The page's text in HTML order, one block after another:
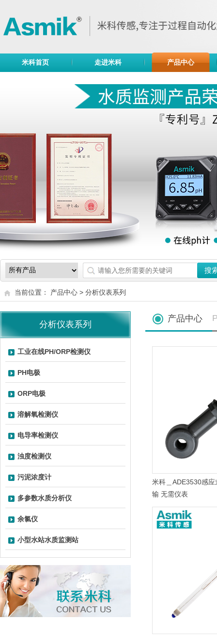
米科首页 走进米科 产品中心
当前位置： 产品中心 > 分析仪表系列
分析仪表系列
工业在线PH/ORP检测仪
PH电极
ORP电极
溶解氧检测仪
电导率检测仪
浊度检测仪
污泥浓度计
多参数水质分析仪
余氯仪
小型水站水质监测站
产品中心
米科＿ADE3530感
输 无需仪表